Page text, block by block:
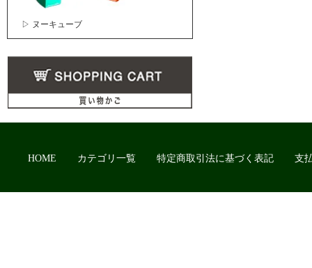
▷ ヌーキューブ
HOME カテゴリ一覧 特定商取引法に基づく表記 支